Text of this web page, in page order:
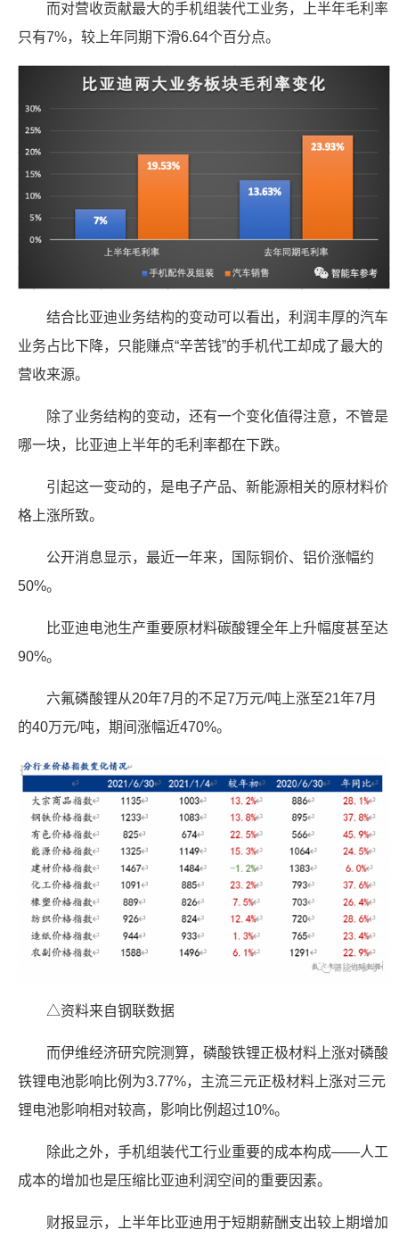
而对营收贡献最大的手机组装代工业务，上半年毛利率
只有7%，较上年同期下滑6.64个百分点。
结合比亚迪业务结构的变动可以看出，利润丰厚的汽车
业务占比下降，只能赚点“辛苦钱”的手机代工却成了最大的
营收来源。
除了业务结构的变动，还有一个变化值得注意，不管是
哪一块，比亚迪上半年的毛利率都在下跌。
引起这一变动的，是电子产品、新能源相关的原材料价
格上涨所致。
公开消息显示，最近一年来，国际铜价、铝价涨幅约
50%。
比亚迪电池生产重要原材料碳酸锂全年上升幅度甚至达
90%。
六氟磷酸锂从20年7月的不足7万元/吨上涨至21年7月
的40万元/吨，期间涨幅近470%。
△资料来自钢联数据
而伊维经济研究院测算，磷酸铁锂正极材料上涨对磷酸
铁锂电池影响比例为3.77%，主流三元正极材料上涨对三元
锂电池影响相对较高，影响比例超过10%。
除此之外，手机组装代工行业重要的成本构成——人工
成本的增加也是压缩比亚迪利润空间的重要因素。
财报显示，上半年比亚迪用于短期薪酬支出较上期增加